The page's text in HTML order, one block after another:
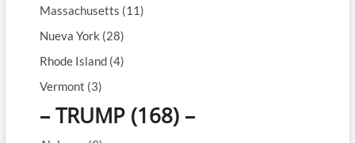
Massachusetts (11)
Nueva York (28)
Rhode Island (4)
Vermont (3)
– TRUMP (168) –